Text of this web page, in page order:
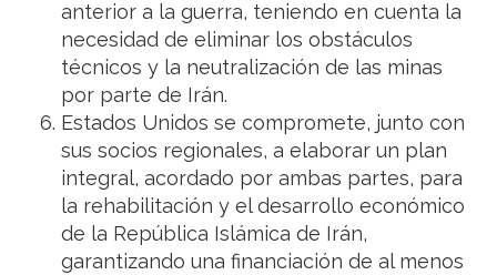
anterior a la guerra, teniendo en cuenta la
necesidad de eliminar los obstáculos
técnicos y la neutralización de las minas
por parte de Irán.
Estados Unidos se compromete, junto con
sus socios regionales, a elaborar un plan
integral, acordado por ambas partes, para
la rehabilitación y el desarrollo económico
de la República Islámica de Irán,
garantizando una financiación de al menos